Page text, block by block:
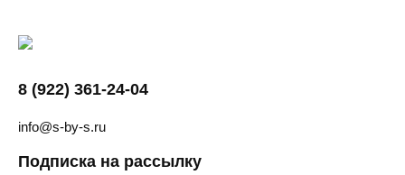
8 (922) 361-24-04
info@s-by-s.ru
Подписка на рассылку